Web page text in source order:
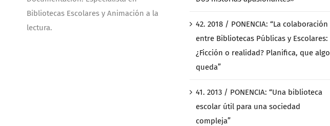
Bibliotecas Escolares y Animación a la
lectura.
42. 2018 / PONENCIA: “La colaboración
entre Bibliotecas Públicas y Escolares:
¿Ficción o realidad? Planifica, que algo
queda”
41. 2013 / PONENCIA: “Una biblioteca
escolar útil para una sociedad
compleja”